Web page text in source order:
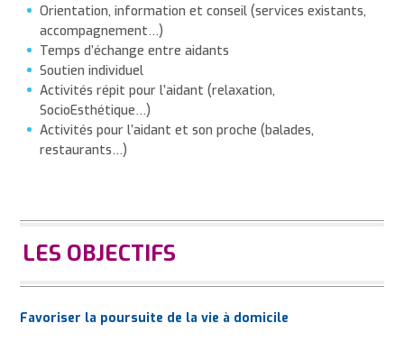
Orientation, information et conseil (services existants,
accompagnement…)
Temps d’échange entre aidants
Soutien individuel
Activités répit pour l’aidant (relaxation,
SocioEsthétique…)
Activités pour l’aidant et son proche (balades,
restaurants…)
LES OBJECTIFS
Favoriser la poursuite de la vie à domicile